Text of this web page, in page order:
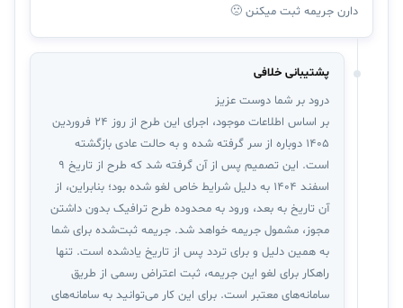
دارن جریمه ثبت میکنن 🙁
پشتیبانی خلافی
درود بر شما دوست عزیز
بر اساس اطلاعات موجود، اجرای این طرح از روز ۲۴ فروردین
۱۴۰۵ دوباره از سر گرفته شده و به حالت عادی بازگشته
است. این تصمیم پس از آن گرفته شد که طرح از تاریخ ۹
اسفند ۱۴۰۴ به دلیل شرایط خاص لغو شده بود؛ بنابراین، از
آن تاریخ به بعد، ورود به محدوده طرح ترافیک بدون داشتن
مجوز، مشمول جریمه خواهد شد. جریمه ثبت‌شده برای شما
به همین دلیل و برای تردد پس از تاریخ یادشده است. تنها
راهکار برای لغو این جریمه، ثبت اعتراض رسمی از طریق
سامانه‌های معتبر است. برای این کار می‌توانید به سامانه‌های